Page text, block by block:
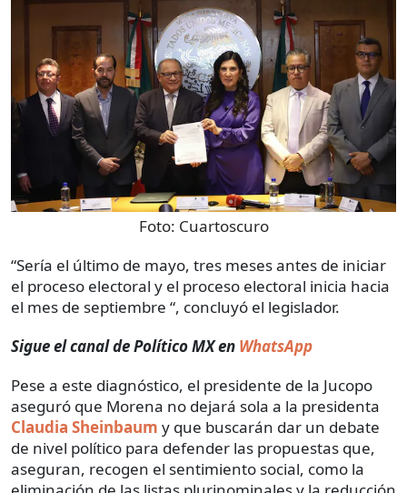
Foto: Cuartoscuro
“Sería el último de mayo, tres meses antes de iniciar
el proceso electoral y el proceso electoral inicia hacia
el mes de septiembre “, concluyó el legislador.
Sigue el canal de Político MX en WhatsApp
Pese a este diagnóstico, el presidente de la Jucopo
aseguró que Morena no dejará sola a la presidenta
Claudia Sheinbaum y que buscarán dar un debate
de nivel político para defender las propuestas que,
aseguran, recogen el sentimiento social, como la